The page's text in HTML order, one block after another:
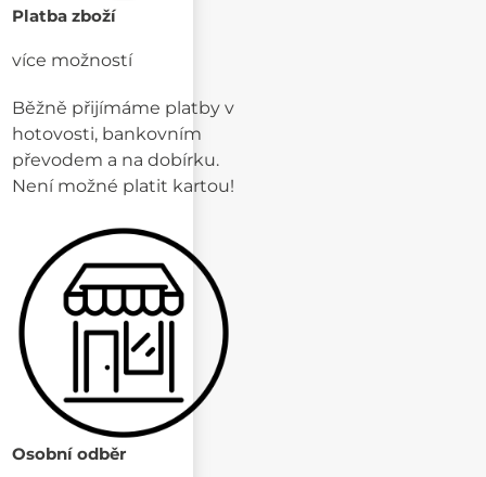
Platba zboží
více možností
Běžně přijímáme platby v
hotovosti, bankovním
převodem a na dobírku.
Není možné platit kartou!
Osobní odběr